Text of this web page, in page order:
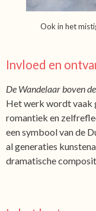
Ook in het
Invloed en
De Wandelaar boven
Het werk wordt vaak
romantiek en
een symbool van de
al generaties
dramatische